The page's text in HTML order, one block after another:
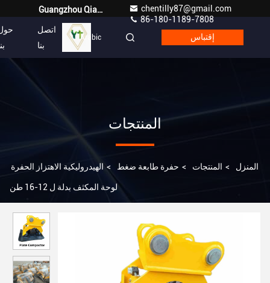
Guangzhou Qianyuan Construction Machinery Co,.LTD
chentilly87@gmail.com
86-180-1189-7808
اتصل
بنا
Arabic إقتباس
المنتجات
المنزل > المنتجات > حفرة طابعة ضغط > الهيدروليكية الاهتزاز الحفرة
لوحة المكثف بدلة ل 12-16 طن